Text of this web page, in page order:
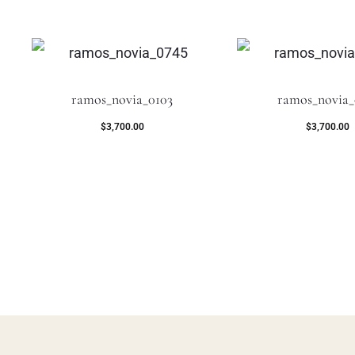
ramos_novia_0103
$3,700.00 $3,700.00